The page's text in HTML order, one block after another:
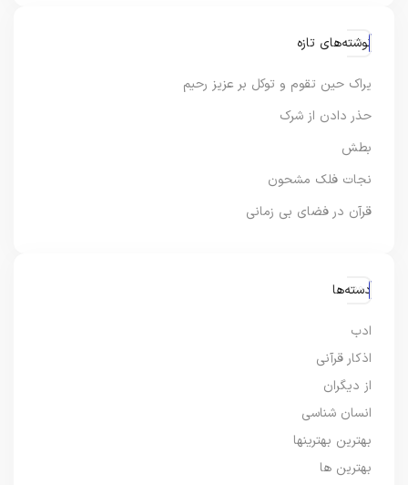
نوشته‌های تازه
یراک حین تقوم و توکل بر عزیز رحیم
حذر دادن از شرک
بطش
نجات فلک مشحون
قرآن در فضای بی زمانی
دسته‌ها
ادب
اذکار قرآنی
از دیگران
انسان شناسی
بهترین بهترینها
بهترین ها